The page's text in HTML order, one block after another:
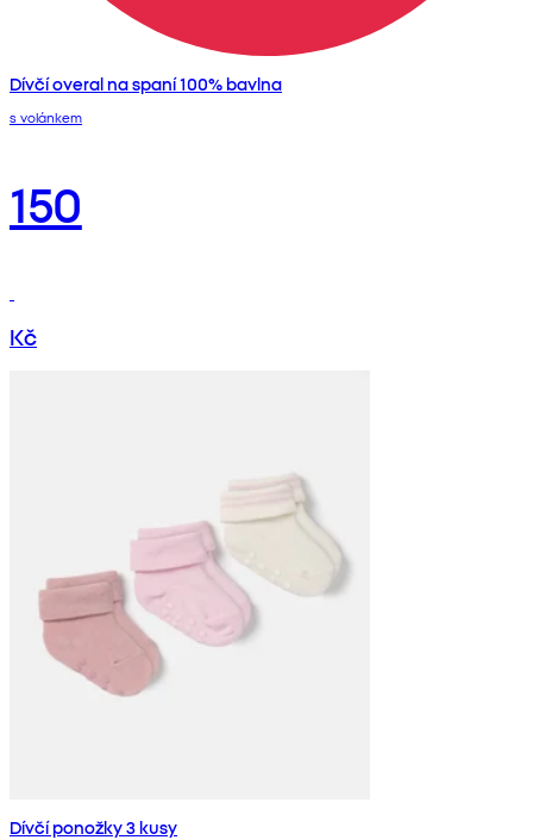
Dívčí overal na spaní 100% bavlna
s volánkem
150
Kč
Dívčí ponožky 3 kusy